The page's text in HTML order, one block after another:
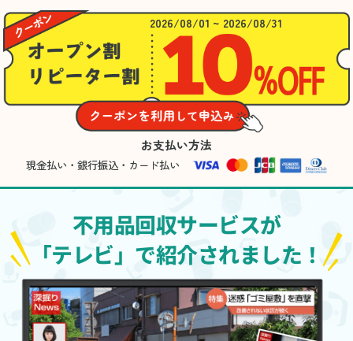
2026/08/01 ~ 2026/08/31
お支払い方法
現金払い・銀行振込・カード払い
不用品回収サービスが
「テレビ」で紹介されました！